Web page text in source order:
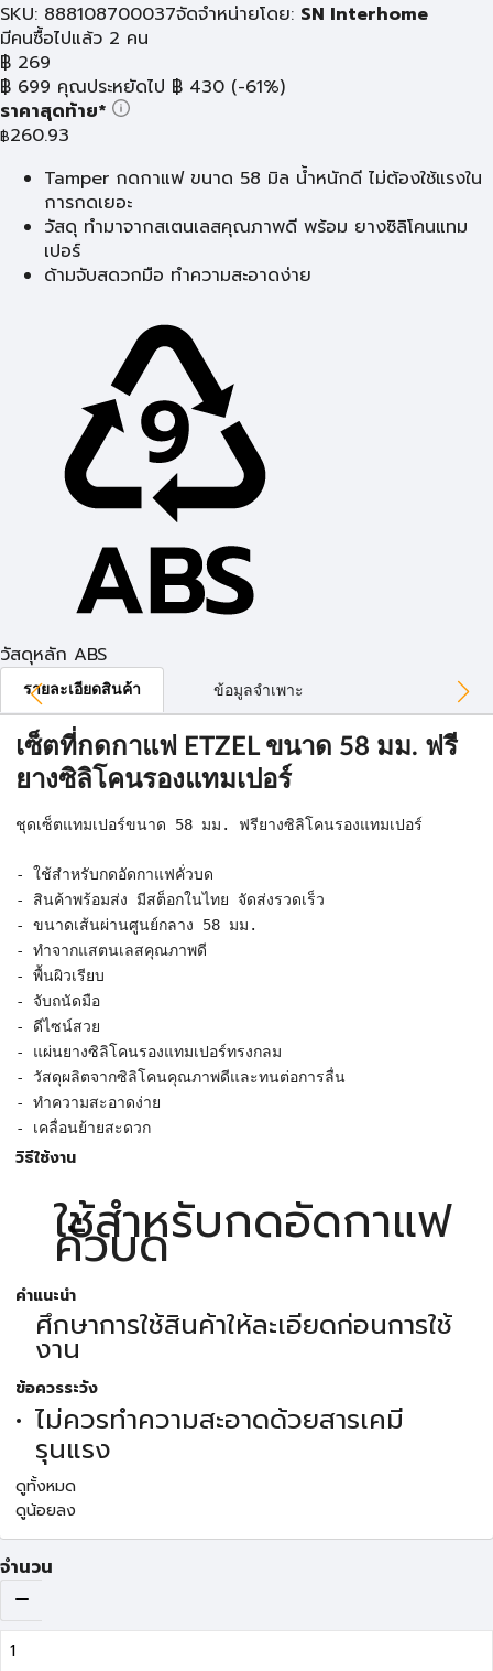
SKU: 888108700037จัดจำหน่ายโดย: SN Interhome
มีคนซื้อไปแล้ว 2 คน
฿ 269
฿ 699 คุณประหยัดไป ฿ 430 (-61%)
ราคาสุดท้าย*
฿260.93
Tamper กดกาแฟ ขนาด 58 มิล น้ำหนักดี ไม่ต้องใช้แรงใน
การกดเยอะ
วัสดุ ทำมาจากสเตนเลสคุณภาพดี พร้อม ยางซิลิโคนแทม
เปอร์
ด้ามจับสดวกมือ ทำความสะอาดง่าย
วัสดุหลัก ABS
รายละเอียดสินค้า ข้อมูลจำเพาะ
เซ็ตที่กดกาแฟ ETZEL ขนาด 58 มม. ฟรี
ยางซิลิโคนรองแทมเปอร์
ชุดเซ็ตแทมเปอร์ขนาด 58 มม. ฟรียางซิลิโคนรองแทมเปอร์
- ใช้สำหรับกดอัดกาแฟคั่วบด
- สินค้าพร้อมส่ง มีสต็อกในไทย จัดส่งรวดเร็ว
- ขนาดเส้นผ่านศูนย์กลาง 58 มม.
- ทำจากแสตนเลสคุณภาพดี
- พื้นผิวเรียบ
- จับถนัดมือ
- ดีไซน์สวย
- แผ่นยางซิลิโคนรองแทมเปอร์ทรงกลม
- วัสดุผลิตจากซิลิโคนคุณภาพดีและทนต่อการลื่น
- ทำความสะอาดง่าย
- เคลื่อนย้ายสะดวก
วิธีใช้งาน
ใช้สำหรับกดอัดกาแฟ
คั่วบด
คำแนะนำ
ศึกษาการใช้สินค้าให้ละเอียดก่อนการใช้
งาน
ข้อควรระวัง
ไม่ควรทำความสะอาดด้วยสารเคมี
รุนแรง
ดูทั้งหมด
ดูน้อยลง
จำนวน